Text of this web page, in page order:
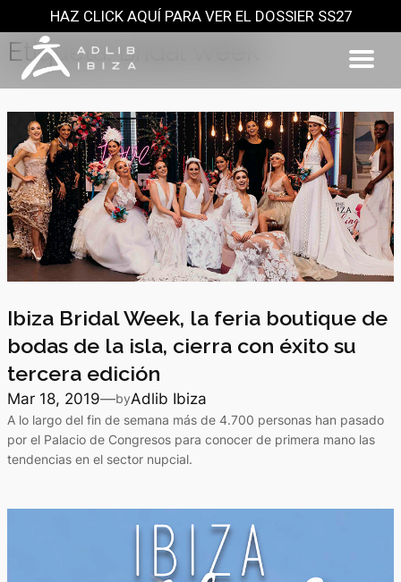
al
contenido
HAZ CLICK AQUÍ PARA VER EL DOSSIER SS27
Etiqueta:Bridal Week
Ibiza Bridal Week, la feria boutique de
bodas de la isla, cierra con éxito su
tercera edición
Mar 18, 2019—byAdlib Ibiza
A lo largo del fin de semana más de 4.700 personas han pasado
por el Palacio de Congresos para conocer de primera mano las
tendencias en el sector nupcial.